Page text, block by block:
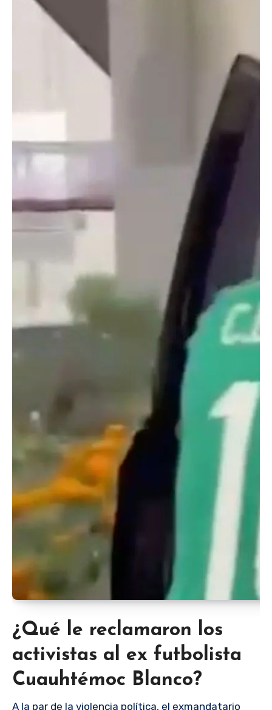
¿Qué le reclamaron los
activistas al ex futbolista
Cuauhtémoc Blanco?
A la par de la violencia política, el exmandatario